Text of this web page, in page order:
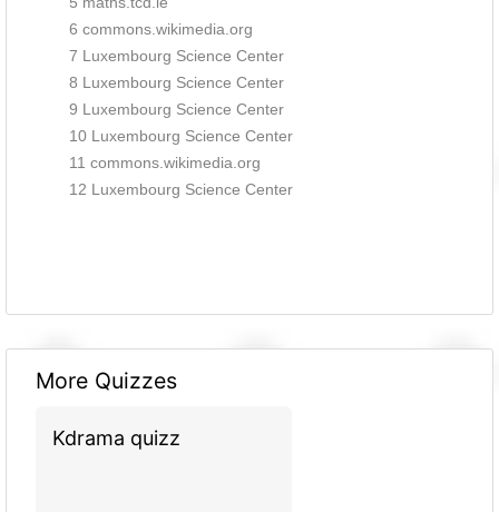
6 commons.wikimedia.org
7 Luxembourg Science Center
8 Luxembourg Science Center
9 Luxembourg Science Center
10 Luxembourg Science Center
11 commons.wikimedia.org
12 Luxembourg Science Center
More Quizzes
Kdrama quizz